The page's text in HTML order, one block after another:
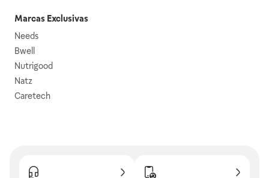
Marcas Exclusivas
Needs
Bwell
Nutrigood
Natz
Caretech